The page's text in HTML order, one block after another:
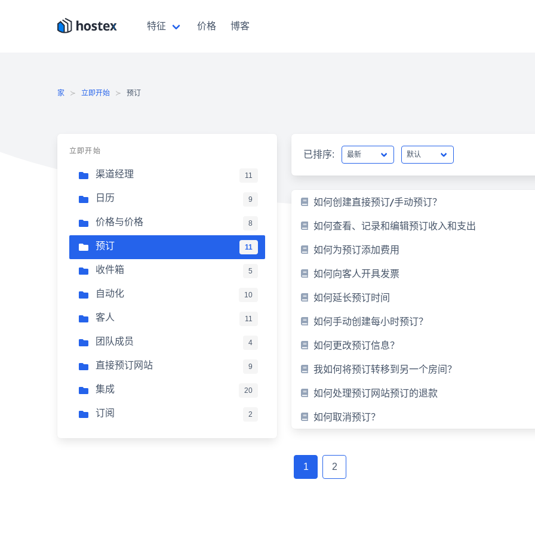
特征 价格 博客
家 立即开始 预订
立即开始
渠道经理 11
日历 9
价格与价格 8
预订 11
收件箱 5
自动化 10
客人 11
团队成员 4
直接预订网站 9
集成 20
订阅 2
已排序:
如何创建直接预订/手动预订？
如何查看、记录和编辑预订收入和支出
如何为预订添加费用
如何向客人开具发票
如何延长预订时间
如何手动创建每小时预订？
如何更改预订信息？
我如何将预订转移到另一个房间？
如何处理预订网站预订的退款
如何取消预订？
导
1 2